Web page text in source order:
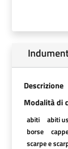
Descrizione
Modalità di
abiti abiti
borse
scarpe e